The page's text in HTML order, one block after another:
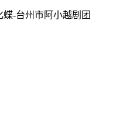
-台州市阿小越剧团